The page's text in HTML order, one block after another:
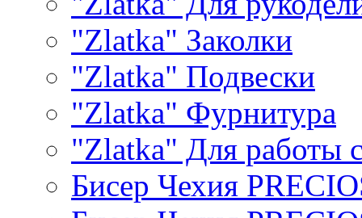
"Zlatka" Заколки
"Zlatka" Подвески
"Zlatka" Фурнитура
"Zlatka" Для работы
Бисер Чехия